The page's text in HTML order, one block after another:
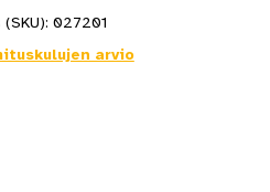
027201
arvio